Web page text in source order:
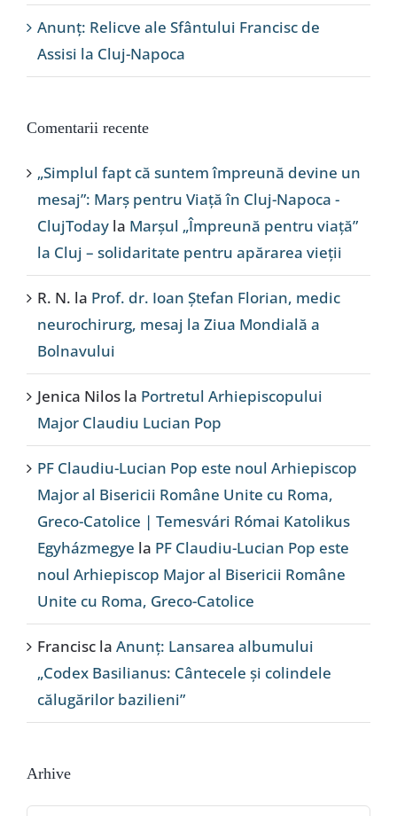
Anunț: Relicve ale Sfântului Francisc de
Assisi la Cluj-Napoca
Comentarii recente
„Simplul fapt că suntem împreună devine un
mesaj”: Marș pentru Viață în Cluj-Napoca -
ClujToday la Marșul „Împreună pentru viață”
la Cluj – solidaritate pentru apărarea vieții
R. N. la Prof. dr. Ioan Ștefan Florian, medic
neurochirurg, mesaj la Ziua Mondială a
Bolnavului
Jenica Nilos la Portretul Arhiepiscopului
Major Claudiu Lucian Pop
PF Claudiu-Lucian Pop este noul Arhiepiscop
Major al Bisericii Române Unite cu Roma,
Greco-Catolice | Temesvári Római Katolikus
Egyházmegye la PF Claudiu-Lucian Pop este
noul Arhiepiscop Major al Bisericii Române
Unite cu Roma, Greco-Catolice
Francisc la Anunț: Lansarea albumului
„Codex Basilianus: Cântecele și colindele
călugărilor bazilieni”
Arhive